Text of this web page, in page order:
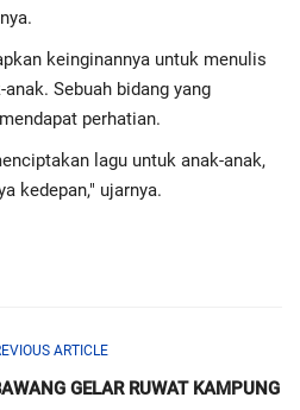
keinginannya untuk menulis
Sebuah bidang yang
perhatian.
lagu untuk anak-anak,
kedepan," ujarnya.
ARTICLE
GELAR RUWAT KAMPUNG